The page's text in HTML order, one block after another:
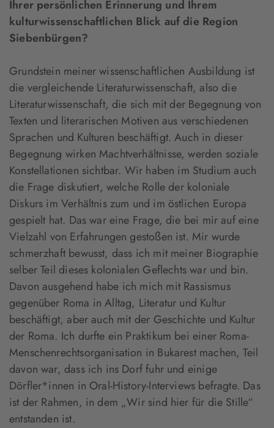
Ihrer persönlichen Erinnerung und Ihrem
kulturwissenschaftlichen Blick auf die Region
Siebenbürgen?
Grundstein meiner wissenschaftlichen Ausbildung ist
die vergleichende Literaturwissenschaft, also die
Literaturwissenschaft, die sich mit der Begegnung von
Texten und literarischen Motiven aus verschiedenen
Sprachen und Kulturen beschäftigt. Auch in dieser
Begegnung wirken Machtverhältnisse, werden soziale
Konstellationen sichtbar. Wir haben im Studium auch
die Frage diskutiert, welche Rolle der koloniale
Diskurs im Verhältnis zum und im östlichen Europa
gespielt hat. Das war eine Frage, die bei mir auf eine
Vielzahl von Erfahrungen gestoßen ist. Mir wurde
schmerzhaft bewusst, dass ich mit meiner Biographie
selber Teil dieses kolonialen Geflechts war und bin.
Davon ausgehend habe ich mich mit Rassismus
gegenüber Roma in Alltag, Literatur und Kultur
beschäftigt, aber auch mit der Geschichte und Kultur
der Roma. Ich durfte ein Praktikum bei einer Roma-
Menschenrechtsorganisation in Bukarest machen, Teil
davon war, dass ich ins Dorf fuhr und einige
Dörfler*innen in Oral-History-Interviews befragte. Das
ist der Rahmen, in dem „Wir sind hier für die Stille“
entstanden ist.